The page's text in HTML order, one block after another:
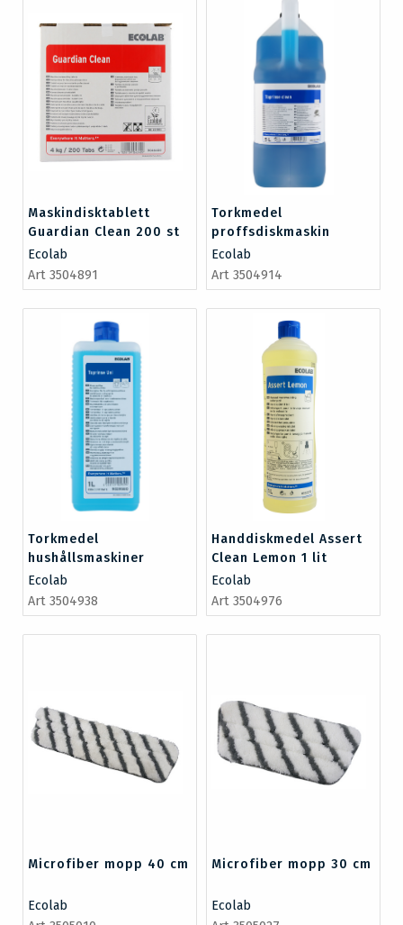
Maskindisktablett
Guardian Clean 200 st
Ecolab
Art 3504891
Torkmedel
proffsdiskmaskin
Toprinse Clean 5 l
Ecolab
Art 3504914
Torkmedel
hushållsmaskiner
Toprinse UNI 1 lit
Ecolab
Art 3504938
Handdiskmedel Assert
Clean Lemon 1 lit
Ecolab
Art 3504976
Microfiber mopp 40 cm
Ecolab
Microfiber mopp 30 cm
Ecolab